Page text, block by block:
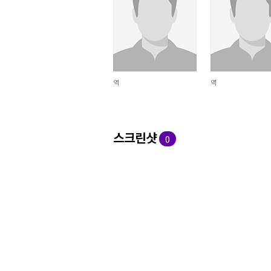
역 역
스크린샷 0